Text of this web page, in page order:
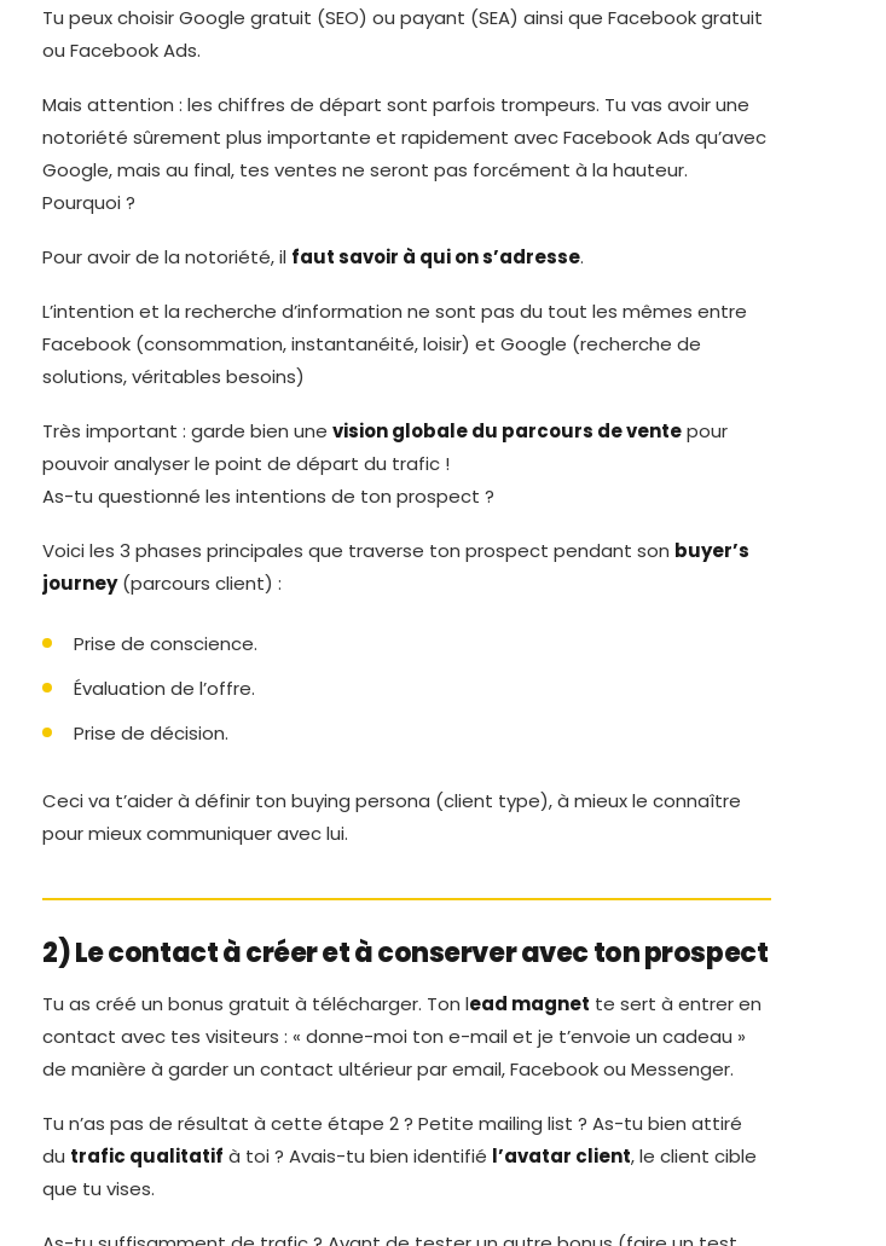
Tu peux choisir Google gratuit (SEO) ou payant (SEA) ainsi que Facebook gratuit
ou Facebook Ads.
Mais attention : les chiffres de départ sont parfois trompeurs. Tu vas avoir une
notoriété sûrement plus importante et rapidement avec Facebook Ads qu’avec
Google, mais au final, tes ventes ne seront pas forcément à la hauteur.
Pourquoi ?
Pour avoir de la notoriété, il faut savoir à qui on s’adresse.
L’intention et la recherche d’information ne sont pas du tout les mêmes entre
Facebook (consommation, instantanéité, loisir) et Google (recherche de
solutions, véritables besoins)
Très important : garde bien une vision globale du parcours de ventepour
pouvoir analyser le point de départ du trafic !
As-tu questionné les intentions de ton prospect ?
Voici les 3 phases principales que traverse ton prospect pendant son buyer’s
journey(parcours client) :
Prise de conscience.
Évaluation de l’offre.
Prise de décision.
Ceci va t’aider à définir ton buying persona (client type), à mieux le connaître
pour mieux communiquer avec lui.
2) Le contact à créer et à conserver avec ton prospect
Tu as créé un bonus gratuit à télécharger. Ton lead magnet te sert à entrer en
contact avec tes visiteurs : « donne-moi ton e-mail et je t’envoie un cadeau »
de manière à garder un contact ultérieur par email, Facebook ou Messenger.
Tu n’as pas de résultat à cette étape 2 ? Petite mailing list ? As-tu bien attiré
du trafic qualitatif à toi ? Avais-tu bien identifié l’avatar client, le client cible
que tu vises.